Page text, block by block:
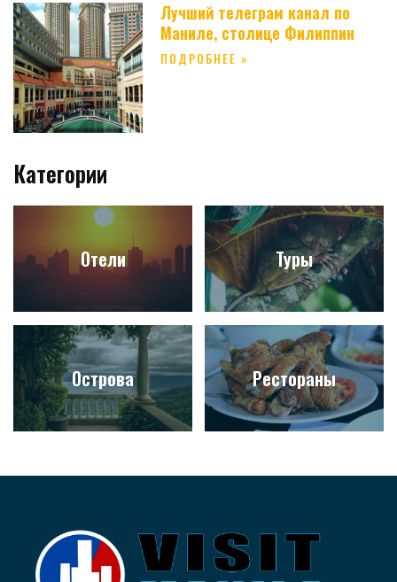
Лучший телеграм канал по
Маниле, столице Филиппин
ПОДРОБНЕЕ »
Категории
Отели Туры
Острова Рестораны